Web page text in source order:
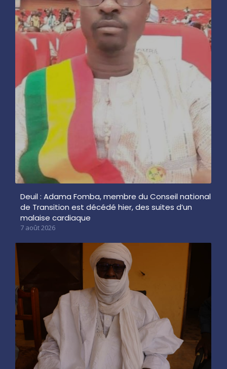
Deuil : Adama Fomba, membre du Conseil national
de Transition est décédé hier, des suites d’un
malaise cardiaque
7 août 2026